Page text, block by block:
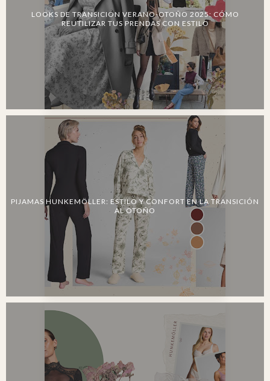
LOOKS DE TRANSICIÓN VERANO-OTOÑO 2025: CÓMO
REUTILIZAR TUS PRENDAS CON ESTILO
PIJAMAS HUNKEMÖLLER: ESTILO Y CONFORT EN LA TRANSICIÓN
AL OTOÑO